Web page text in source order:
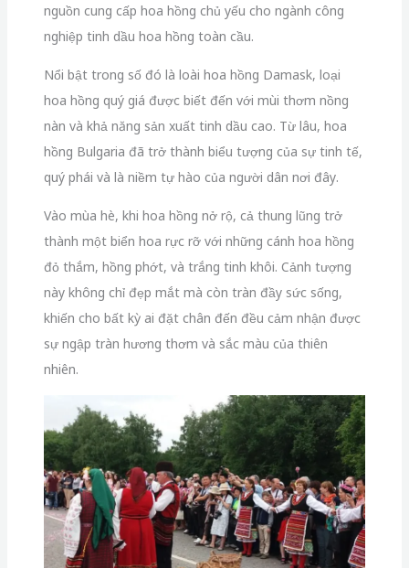
nguồn cung cấp hoa hồng chủ yếu cho ngành công
nghiệp tinh dầu hoa hồng toàn cầu.
Nổi bật trong số đó là loài hoa hồng Damask, loại
hoa hồng quý giá được biết đến với mùi thơm nồng
nàn và khả năng sản xuất tinh dầu cao. Từ lâu, hoa
hồng Bulgaria đã trở thành biểu tượng của sự tinh tế,
quý phái và là niềm tự hào của người dân nơi đây.
Vào mùa hè, khi hoa hồng nở rộ, cả thung lũng trở
thành một biển hoa rực rỡ với những cánh hoa hồng
đỏ thắm, hồng phớt, và trắng tinh khôi. Cảnh tượng
này không chỉ đẹp mắt mà còn tràn đầy sức sống,
khiến cho bất kỳ ai đặt chân đến đều cảm nhận được
sự ngập tràn hương thơm và sắc màu của thiên
nhiên.